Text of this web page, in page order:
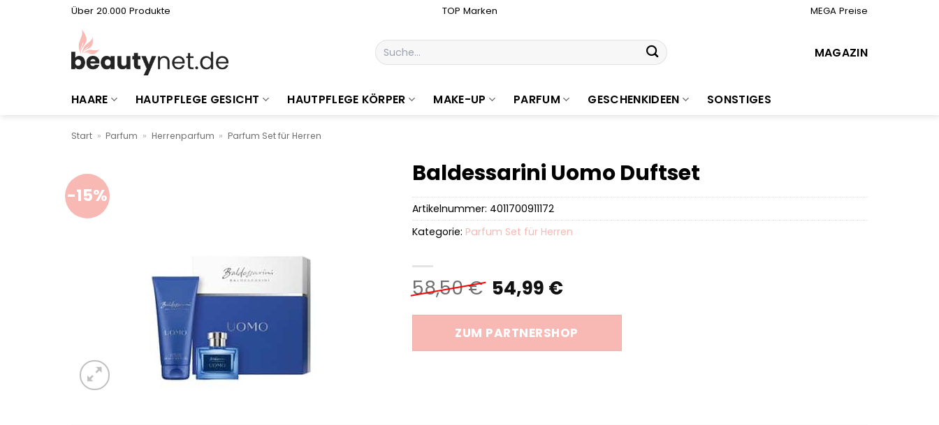
Über 20.000 Produkte TOP Marken MEGA Preise
Suchen
nach:
MAGAZIN
HAARE HAUTPFLEGE GESICHT HAUTPFLEGE KÖRPER MAKE-UP PARFUM GESCHENKIDEEN SONSTIGES
Start » Parfum » Herrenparfum » Parfum Set für Herren
-15%
Baldessarini Uomo Duftset
58,50€ Ursprünglicher
Preis
war:
58,50 €
54,99 €Aktueller
ist:
54,99 €.
ZUM PARTNERSHOP
Artikelnummer: 4011700911172
Kategorie: Parfum Set für Herren